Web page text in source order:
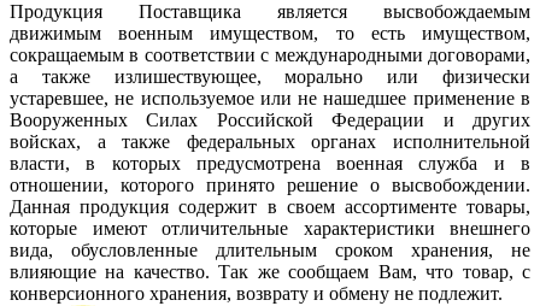
Продукция Поставщика является высвобождаемым
движимым военным имуществом, то есть имуществом,
сокращаемым в соответствии с международными договорами,
а также излишествующее, морально или физически
устаревшее, не используемое или не нашедшее применение в
Вооруженных Силах Российской Федерации и других
войсках, а также федеральных органах исполнительной
власти, в которых предусмотрена военная служба и в
отношении, которого принято решение о высвобождении.
Данная продукция содержит в своем ассортименте товары,
которые имеют отличительные характеристики внешнего
вида, обусловленные длительным сроком хранения, не
влияющие на качество. Так же сообщаем Вам, что товар, с
конверсионного хранения, возврату и обмену не подлежит.